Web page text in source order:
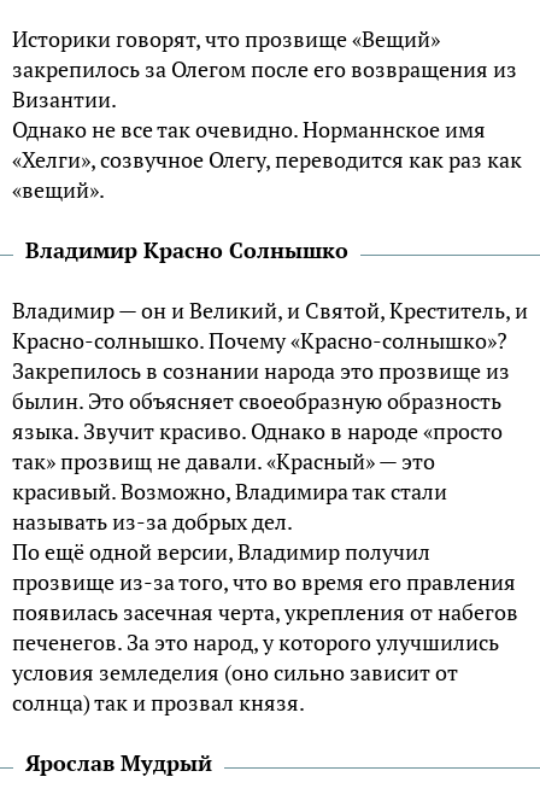
Историки говорят, что прозвище «Вещий»
закрепилось за Олегом после его возвращения из
Византии.
Однако не все так очевидно. Норманнское имя
«Хелги», созвучное Олегу, переводится как раз как
«вещий».
Владимир Красно Солнышко
Владимир — он и Великий, и Святой, Креститель, и
Красно-солнышко. Почему «Красно-солнышко»?
Закрепилось в сознании народа это прозвище из
былин. Это объясняет своеобразную образность
языка. Звучит красиво. Однако в народе «просто
так» прозвищ не давали. «Красный» — это
красивый. Возможно, Владимира так стали
называть из-за добрых дел.
По ещё одной версии, Владимир получил
прозвище из-за того, что во время его правления
появилась засечная черта, укрепления от набегов
печенегов. За это народ, у которого улучшились
условия земледелия (оно сильно зависит от
солнца) так и прозвал князя.
Ярослав Мудрый